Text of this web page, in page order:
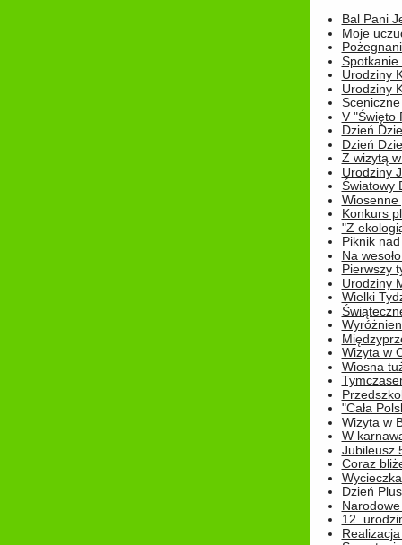
Bal Pani
Moje
Spotkanie
Urodziny
Urodziny
V "Święto
Dzień
Dzień
Z wizytą
Urodziny
Światowy
Wiosenne
Konkurs
"Z
Piknik
Na
Pierwszy
Urodziny
Wielki
Wizyta w
Wiosna
"Cała
Wizyta w
W
Jubileusz
Coraz
Dzień
12.